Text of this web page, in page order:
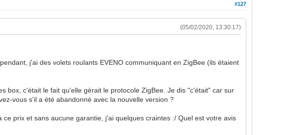
#127
(05/02/2020, 13:30:17)
j'ai des volets roulants EVENO communiquant en ZigBee (ils étaient
box, c'était le fait qu'elle gérait le protocole ZigBee. Je dis "c'était" car sur
vous s'il a été abandonné avec la nouvelle version ?
prix et sans aucune garantie, j'ai quelques craintes :/ Quel est votre avis